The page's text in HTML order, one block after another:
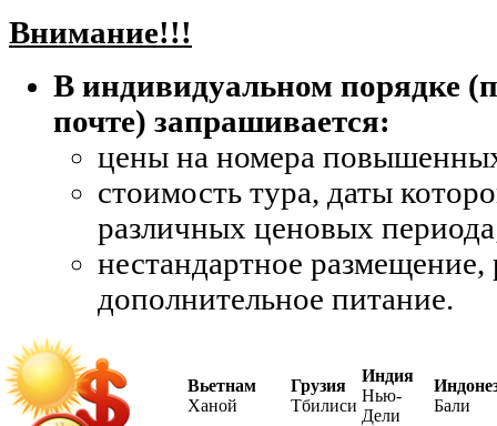
Внимание!!!
В индивидуальном порядке
почте) запрашивается:
цены на номера
стоимость тура, даты
различных ценовых
нестандартное
дополнительное питание.
Вьетнам
Ханой
Грузия
Тбилиси
Индия
Нью-
Дели
Бали